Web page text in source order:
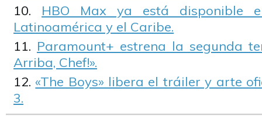
HBO Max ya está disponible
Latinoamérica y el Caribe.
Paramount+ estrena la segunda
Arriba, Chef!».
«The Boys» libera el tráiler y arte
3.